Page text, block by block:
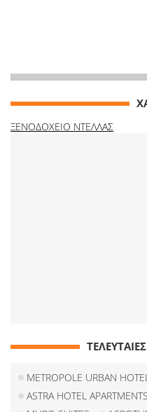
ΞΕΝΟΔΟΧΕΙΟ ΝΤΕΛΛΑΣ
METROPOLE URBAN
ASTRA HOTEL APARTMENTS